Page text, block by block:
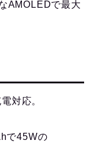
AMOLEDで最大
対応。
で45Wの